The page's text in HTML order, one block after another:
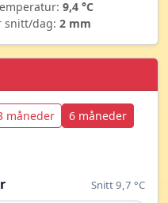
9,4 °C
snitt/dag: 2 mm
måneder
6 måneder
Snitt 9,7 °C